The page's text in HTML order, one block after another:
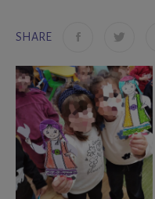
SHARE